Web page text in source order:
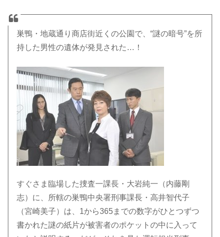
巣鴨・地蔵通り商店街近くの公園で、“謎の暗号”を所
持した男性の遺体が発見された…！
すぐさま臨場した捜査一課長・大岩純一（内藤剛
志）に、所轄の巣鴨中央署刑事課長・高井智代子
（宮崎美子）は、1から365までの数字がひとつずつ
書かれた謎の紙片が被害者のポケットの中に入って